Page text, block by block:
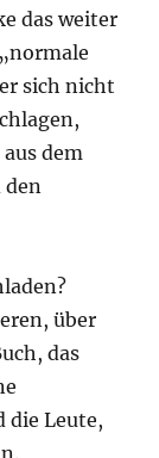
das weiter
sich nicht
dem
den
über
das
die Leute,